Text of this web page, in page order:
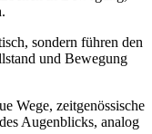
sondern führen den
und Bewegung
Wege, zeitgenössische
Augenblicks, analog